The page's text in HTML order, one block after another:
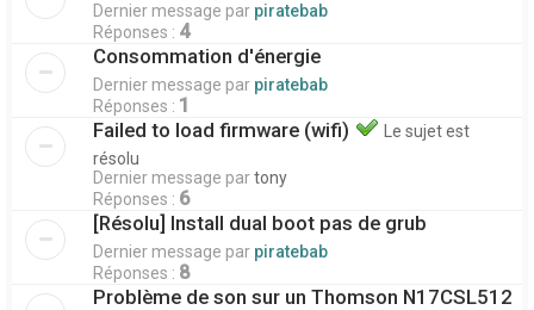
Dernier message par piratebab
Réponses : 4
Consommation d'énergie
Dernier message par piratebab
Réponses : 1
Failed to load firmware (wifi)
Le sujet est
résolu
Dernier message partony
Réponses : 6
[Résolu] Install dual boot pas de grub
Dernier message par piratebab
Réponses : 8
Problème de son sur un Thomson N17CSL512